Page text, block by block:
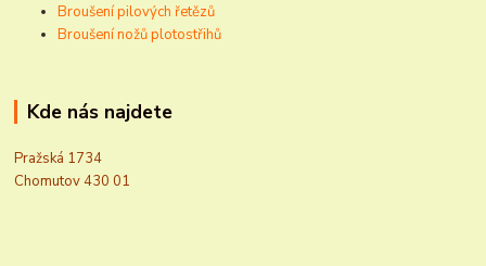
Broušení pilových řetězů
Broušení nožů plotostřihů
Kde nás najdete
Pražská 1734
Chomutov 430 01